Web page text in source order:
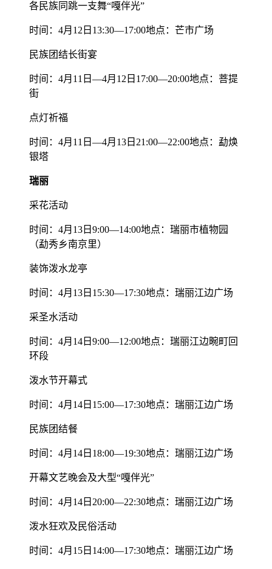
各民族同跳一支舞“嘎伴光”
时间：4月12日13:30—17:00地点：芒市广场
民族团结长街宴
时间：4月11日—4月12日17:00—20:00地点：菩提
街
点灯祈福
时间：4月11日—4月13日21:00—22:00地点：勐焕
银塔
瑞丽
采花活动
时间：4月13日9:00—14:00地点：瑞丽市植物园
（勐秀乡南京里）
装饰泼水龙亭
时间：4月13日15:30—17:30地点：瑞丽江边广场
采圣水活动
时间：4月14日9:00—12:00地点：瑞丽江边畹町回
环段
泼水节开幕式
时间：4月14日15:00—17:30地点：瑞丽江边广场
民族团结餐
时间：4月14日18:00—19:30地点：瑞丽江边广场
开幕文艺晚会及大型“嘎伴光”
时间：4月14日20:00—22:30地点：瑞丽江边广场
泼水狂欢及民俗活动
时间：4月15日14:00—17:30地点：瑞丽江边广场